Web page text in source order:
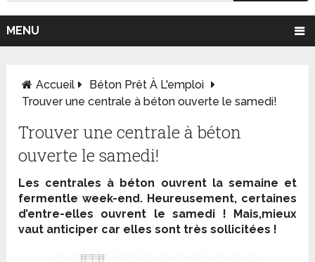
MENU
Accueil
Béton Prêt À L'emploi
Trouver une centrale à béton ouverte le samedi!
Trouver une centrale à béton
ouverte le samedi!
Les centrales à béton ouvrent la semaine et
fermentle week-end. Heureusement, certaines
d’entre-elles ouvrent le samedi ! Mais,mieux
vaut anticiper car elles sont très sollicitées !